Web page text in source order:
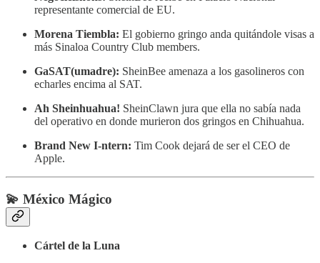
representante comercial de EU.
Morena Tiembla: El gobierno gringo anda quitándole visas a
más Sinaloa Country Club members.
GaSAT(umadre): SheinBee amenaza a los gasolineros con
echarles encima al SAT.
Ah Sheinhuahua! SheinClawn jura que ella no sabía nada
del operativo en donde murieron dos gringos en Chihuahua.
Brand New I-ntern: Tim Cook dejará de ser el CEO de
Apple.
💫 México Mágico
Cártel de la Luna